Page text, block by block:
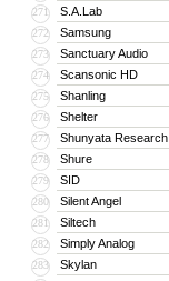
271 S.A.Lab
272 Samsung
273 Sanctuary Audio
274 Scansonic HD
275 Shanling
276 Shelter
277 Shunyata Research
278 Shure
279 SID
280 Silent Angel
281 Siltech
282 Simply Analog
283 Skylan